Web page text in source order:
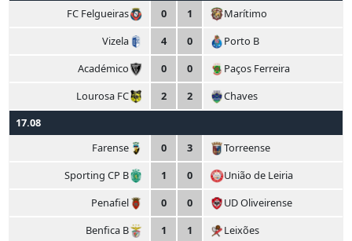
FC Felgueiras
0 1
Marítimo
Vizela
4 0
Porto B
Académico
0 0
Paços Ferreira
Lourosa FC
2 2
Chaves
17.08
Farense
0 3
Torreense
Sporting CP B
1 0
União de Leiria
Penafiel
0 0
UD Oliveirense
Benfica B
1 1 Leixões